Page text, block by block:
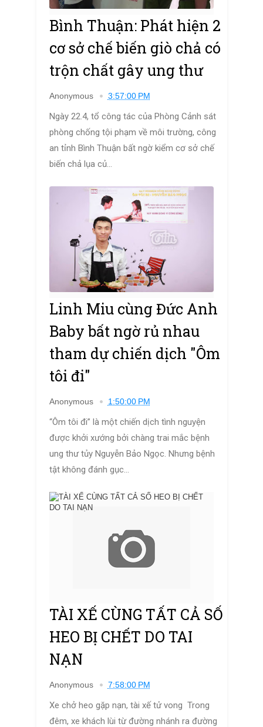
Bình Thuận: Phát hiện 2
cơ sở chế biến giò chả có
trộn chất gây ung thư
Anonymous 3:57:00 PM
Ngày 22.4, tổ công tác của Phòng Cảnh sát
phòng chống tội phạm về môi trường, công
an tỉnh Bình Thuận bất ngờ kiểm cơ sở chế
biến chả lụa củ...
Linh Miu cùng Đức Anh
Baby bất ngờ rủ nhau
tham dự chiến dịch "Ôm
tôi đi"
Anonymous 1:50:00 PM
“Ôm tôi đi” là một chiến dịch tình nguyện
được khởi xướng bởi chàng trai mắc bệnh
ung thư tủy Nguyễn Bảo Ngọc. Nhưng bệnh
tật không đánh gục...
TÀI XẾ CÙNG TẤT CẢ SỐ
HEO BỊ CHẾT DO TAI
NẠN
Anonymous 7:58:00 PM
Xe chở heo gặp nạn, tài xế tử vong Trong
đêm, xe khách lùi từ đường nhánh ra đường